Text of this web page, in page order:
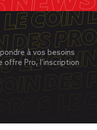
à vos besoins
Pro, l’inscription